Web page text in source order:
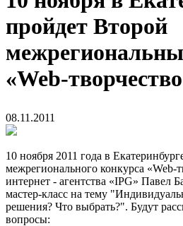
пройдет Второй
«Web-
08.11.2011
10 ноября 2011 года в
межрегионального конкурса «Web-
интернет - агентства «IPG» Павел
мастер-класс на тему
решения? Что выбрать?". Будут
вопросы: